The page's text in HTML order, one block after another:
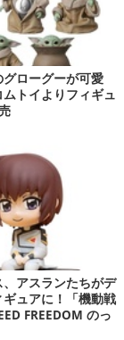
ローグーが可愛
トイよりフィギュ
アスランたちがデ
ュアに！「機動戦
FREEDOM のっ
予約締切間近